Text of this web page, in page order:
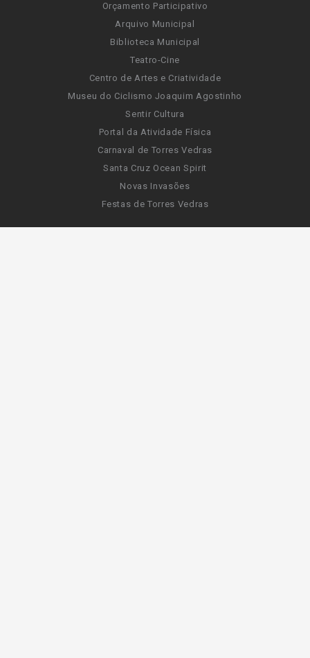
Orçamento Participativo
Arquivo Municipal
Biblioteca Municipal
Teatro-Cine
Centro de Artes e Criatividade
Museu do Ciclismo Joaquim Agostinho
Sentir Cultura
Portal da Atividade Física
Carnaval de Torres Vedras
Santa Cruz Ocean Spirit
Novas Invasões
Festas de Torres Vedras